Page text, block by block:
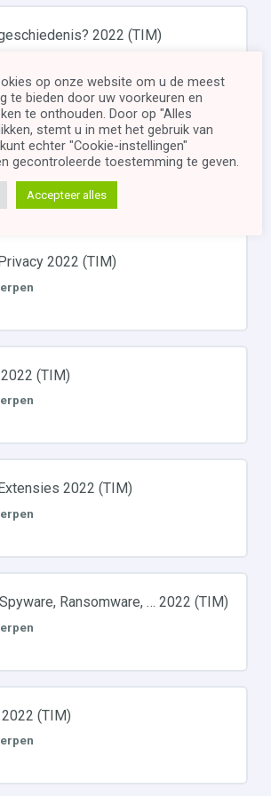
2022 (TIM)
2022 (TIM)
2022 (TIM)
(TIM)
2022 (TIM)
Ransomware, … 2022 (TIM)
(TIM)
op onze website om u de meest
te bieden door uw voorkeuren en
te onthouden. Door op "Alles
stemt u in met het gebruik van
echter "Cookie-instellingen"
​​gecontroleerde toestemming te geven.
Accepteer alles